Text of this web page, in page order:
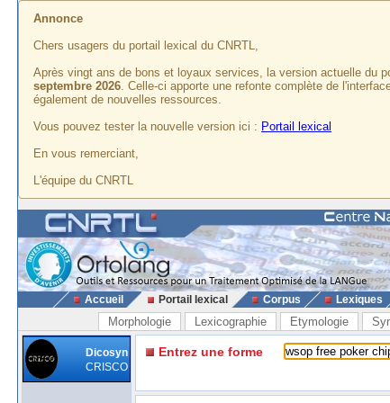
Annonce
Chers usagers du portail lexical du CNRTL,
Après vingt ans de bons et loyaux services, la version actuelle du
septembre 2026. Celle-ci apporte une refonte complète de
également de nouvelles ressources.
Vous pouvez tester la nouvelle version ici : Portail lexical
En vous remerciant,
L'équipe du CNRTL
Accueil Portail lexical Corpus Lexiques
Morphologie Lexicographie Etymologie
Dicosyn
CRISCO
Entrez une forme